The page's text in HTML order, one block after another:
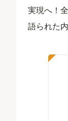
実現へ！
語られた